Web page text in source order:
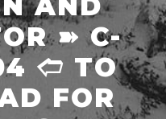
➽ C-
🢪 TO
FOR